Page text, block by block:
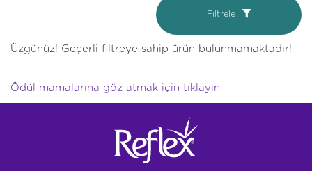
Filtrele
Üzgünüz! Geçerli filtreye sahip ürün bulunmamaktadır!
Ödül mamalarına göz atmak için tıklayın.